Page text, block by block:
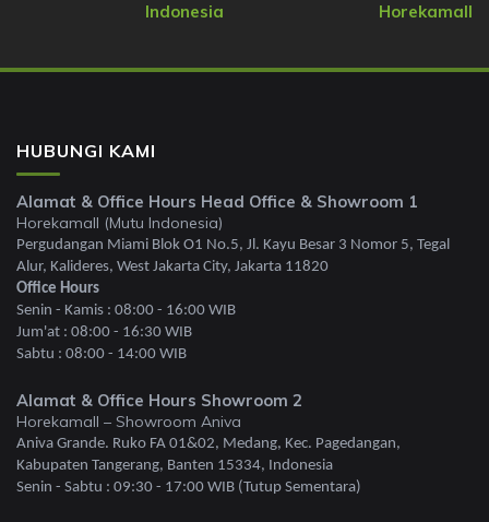
Indonesia
Horekamall
HUBUNGI KAMI
Alamat & Office Hours Head Office & Showroom 1
Horekamall (Mutu Indonesia)
Pergudangan Miami Blok O1 No.5, Jl. Kayu Besar 3 Nomor 5, Tegal
Alur, Kalideres, West Jakarta City, Jakarta 11820
Office Hours
Senin - Kamis : 08:00 - 16:00 WIB
Jum'at : 08:00 - 16:30 WIB
Sabtu : 08:00 - 14:00 WIB
Alamat & Office Hours Showroom 2
Horekamall – Showroom Aniva
Aniva Grande. Ruko FA 01&02, Medang, Kec. Pagedangan,
Kabupaten Tangerang, Banten 15334, Indonesia
Senin - Sabtu : 09:30 - 17:00 WIB (Tutup Sementara)